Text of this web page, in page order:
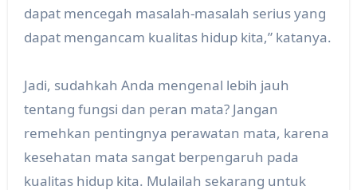
dapat mencegah masalah-masalah serius yang
dapat mengancam kualitas hidup kita,” katanya.
Jadi, sudahkah Anda mengenal lebih jauh
tentang fungsi dan peran mata? Jangan
remehkan pentingnya perawatan mata, karena
kesehatan mata sangat berpengaruh pada
kualitas hidup kita. Mulailah sekarang untuk